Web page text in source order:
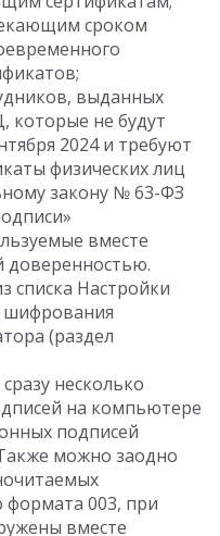
сроком
выданных
которые не будут
2024 и требуют
физических лиц
закону № 63-ФЗ
вместе
списка Настройки
шифрования
(раздел
несколько
на компьютере
подписей
можно заодно
формата 003, при
вместе